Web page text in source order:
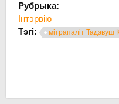
Рубрыка:
Інтэрвію
Тэгі:
мітрапаліт Тадэвуш